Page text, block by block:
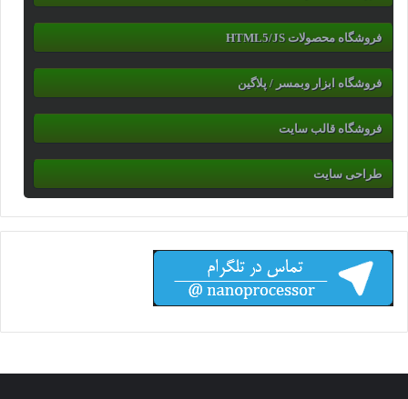
فروشگاه محصولات HTML5/JS
فروشگاه ابزار وبمسر / پلاگین
فروشگاه قالب سایت
طراحی سایت